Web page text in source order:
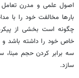
اصول علمی و مدرن تعامل
بارها مخالفت خود را با
چگونه است بخشی از
خاص خود را داشته باشد
سه برابر کردن حجم مبنا،
سازد.